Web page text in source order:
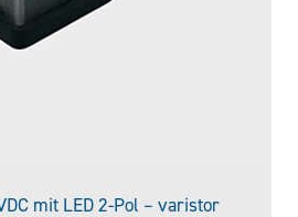
mit LED 2-Pol – varistor